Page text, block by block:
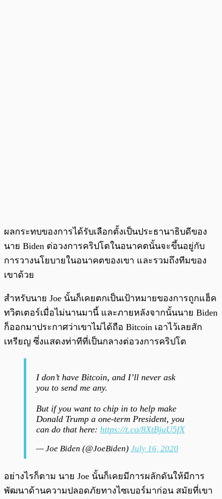
ผลกระทบของการได้รับเลือกตั้งเป็นประธานาธิบดีของ
นาย Biden ต่อวงการคริปโตในอนาคตนั้นจะขึ้นอยู่กับ
การวางนโยบายในอนาคตของเขา และรวมถึงทีมของ
เขาด้วย
สำหรับนาย Joe นั้นก็เคยตกเป็นเป้าหมายของการถูกแฮ็ค
ทวิตเตอร์เมื่อไม่นานมานี้ และภายหลังจากนั้นนาย Biden
ก็ออกมาประกาศว่าเขาไม่ได้ถือ Bitcoin เอาไว้เลยสัก
เหรียญ ซึ่งแสดงท่าทีที่เป็นกลางต่อวงการคริปโต
I don’t have Bitcoin, and I’ll never ask
you to send me any.
But if you want to chip in to help make
Donald Trump a one-term President, you
can do that here: https://t.co/8XtBjuU5fX
— Joe Biden (@JoeBiden) July 16, 2020
อย่างไรก็ตาม นาย Joe นั้นก็เคยมีการผลักดันให้มีการ
พัฒนาด้านความปลอดภัยทางไซเบอร์มาก่อน สมัยที่เขา